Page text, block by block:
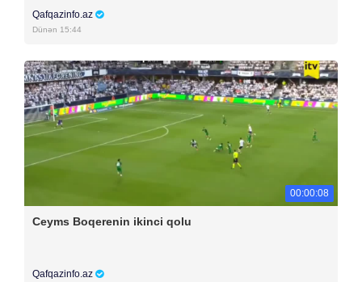
Qafqazinfo.az
Dünən 15:44
00:00:08
Ceyms Boqerenin ikinci qolu
Qafqazinfo.az